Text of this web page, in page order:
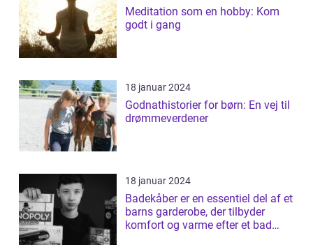
Meditation som en hobby: Kom
godt i gang
18 januar 2024
Godnathistorier for børn: En vej til
drømmeverdener
18 januar 2024
Badekåber er en essentiel del af et
barns garderobe, der tilbyder
komfort og varme efter et bad